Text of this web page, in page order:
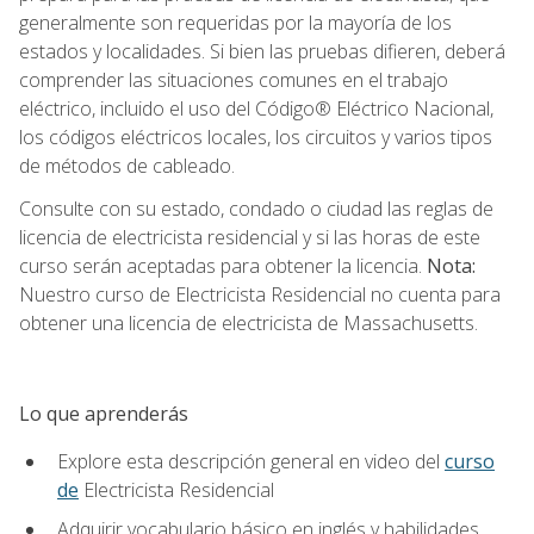
generalmente son requeridas por la mayoría de los
estados y localidades. Si bien las pruebas difieren, deberá
comprender las situaciones comunes en el trabajo
eléctrico, incluido el uso del Código® Eléctrico Nacional,
los códigos eléctricos locales, los circuitos y varios tipos
de métodos de cableado.
Consulte con su estado, condado o ciudad las reglas de
licencia de electricista residencial y si las horas de este
curso serán aceptadas para obtener la licencia. Nota:
Nuestro curso de Electricista Residencial no cuenta para
obtener una licencia de electricista de Massachusetts.
Lo que aprenderás
Explore esta descripción general en video del curso
de Electricista Residencial
Adquirir vocabulario básico en inglés y habilidades